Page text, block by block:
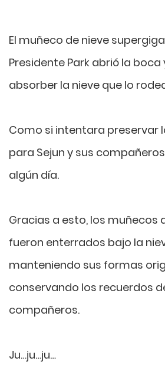
El muñeco de nieve
Presidente Park abrió la
absorber la nieve que lo
Como si intentara preservar
para Sejun y sus
algún día.
Gracias a esto, los muñecos
fueron enterrados bajo la
manteniendo sus formas
conservando los recuerdos
compañeros.
Ju…ju…ju…